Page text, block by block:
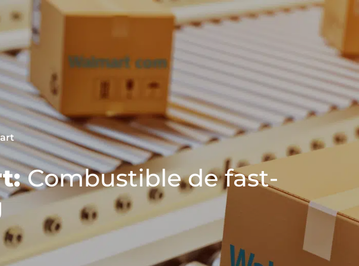
Combustible de fast-